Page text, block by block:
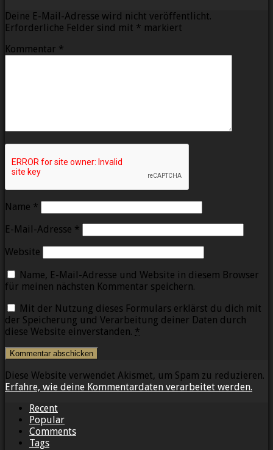
Deine E-Mail-Adresse wird nicht veröffentlicht.
Erforderliche Felder sind mit * markiert
Kommentar *
Name *
E-Mail-Adresse *
Website
Name, E-Mail-Adresse und Website in diesem Browser
für meinen nächsten Kommentar speichern.
Mit der Nutzung dieses Formulars erklärst du dich mit
der Speicherung und Verarbeitung deiner Daten durch
diese Website einverstanden. *
Diese Website verwendet Akismet, um Spam zu reduzieren.
Erfahre, wie deine Kommentardaten verarbeitet werden.
Recent
Popular
Comments
Tags